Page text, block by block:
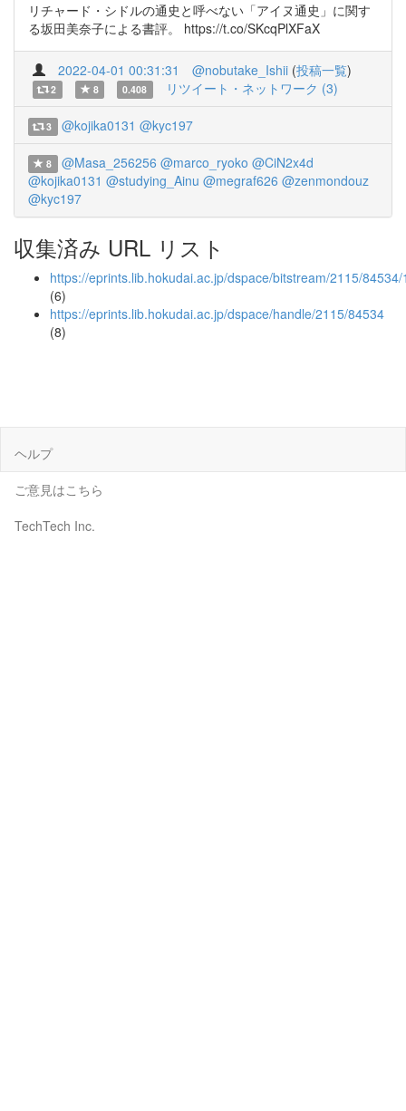
リチャード・シドルの通史と呼べない「アイヌ通史」に関す
る坂田美奈子による書評。 https://t.co/SKcqPlXFaX
2022-04-01 00:31:31 @nobutake_Ishii (投稿一覧)
2 8 0.408 リツイート・ネットワーク (3)
3 @kojika0131 @kyc197
8 @Masa_256256 @marco_ryoko @CiN2x4d
@kojika0131 @studying_Ainu @megraf626 @zenmondouz
@kyc197
収集済み URL リスト
https://eprints.lib.hokudai.ac.jp/dspace/bitstream/2115/
(6)
https://eprints.lib.hokudai.ac.jp/dspace/handle/2115/84534
(8)
ヘルプ
ご意見はこちら
TechTech Inc.